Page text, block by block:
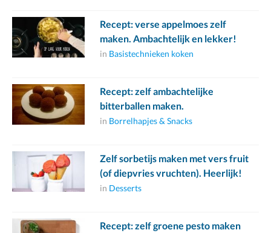
Recept: verse appelmoes zelf
maken. Ambachtelijk en lekker!
in Basistechnieken koken
Recept: zelf ambachtelijke
bitterballen maken.
in Borrelhapjes & Snacks
Zelf sorbetijs maken met vers fruit
(of diepvries vruchten). Heerlijk!
in Desserts
Recept: zelf groene pesto maken